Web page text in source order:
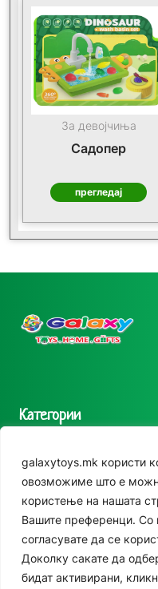
galaxytoys.mk користи
овозможиме што е
користење на нашата
Вашите преференци. Со
согласувате да се
Доколку сакате да
бидат активирани,
За девојчиња
Садопер
прегледај
Категории
Сезонска опрема
Друштвени игри
За двор
Едукативни